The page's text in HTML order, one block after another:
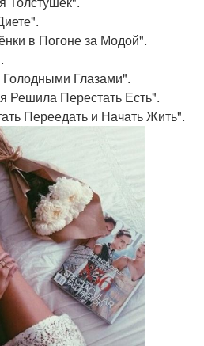
в Погоне за Модой".
Глазами".
Перестать Есть".
Переедать и Начать Жить".